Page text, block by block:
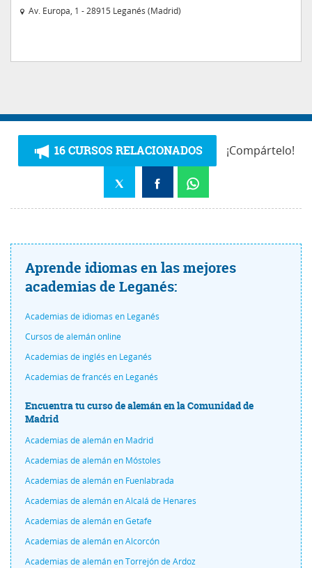
Av. Europa, 1 - 28915 Leganés (Madrid)
16 CURSOS RELACIONADOS ¡Compártelo!
Aprende idiomas en las mejores
academias de Leganés:
Academias de idiomas en Leganés
Cursos de alemán online
Academias de inglés en Leganés
Academias de francés en Leganés
Encuentra tu curso de alemán en la Comunidad de
Madrid
Academias de alemán en Madrid
Academias de alemán en Móstoles
Academias de alemán en Fuenlabrada
Academias de alemán en Alcalá de Henares
Academias de alemán en Getafe
Academias de alemán en Alcorcón
Academias de alemán en Torrejón de Ardoz